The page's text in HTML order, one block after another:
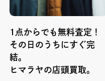
1点からでも無料査定！
その日のうちにすぐ完
結。
ヒマラヤの店頭買取。